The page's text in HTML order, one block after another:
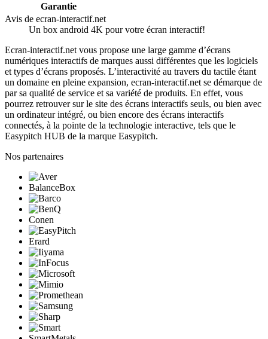
Garantie
Avis de ecran-interactif.net
Un box android 4K pour votre écran interactif!
Ecran-interactif.net vous propose une large gamme d’écrans
numériques interactifs de marques aussi différentes que les logiciels
et types d’écrans proposés. L’interactivité au travers du tactile étant
un domaine en pleine expansion, ecran-interactif.net se démarque de
par sa qualité de service et sa variété de produits. En effet, vous
pourrez retrouver sur le site des écrans interactifs seuls, ou bien avec
un ordinateur intégré, ou bien encore des écrans interactifs
connectés, à la pointe de la technologie interactive, tels que le
Easypitch HUB de la marque Easypitch.
Nos partenaires
BalanceBox
Conen
Erard